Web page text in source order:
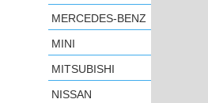
MERCEDES-BENZ
MINI
MITSUBISHI
NISSAN